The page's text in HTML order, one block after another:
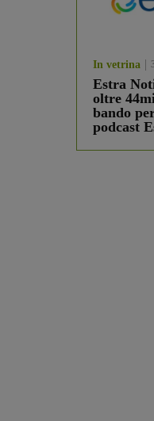
In vetrina
Estra
oltre
bando
podcast